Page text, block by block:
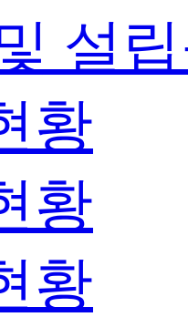
설
황
황
황